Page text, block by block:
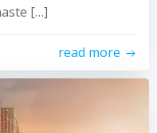
[…]
read more